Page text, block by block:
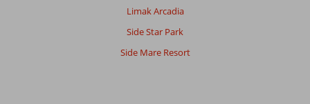
Limak Arcadia
Side Star Park
Side Mare Resort